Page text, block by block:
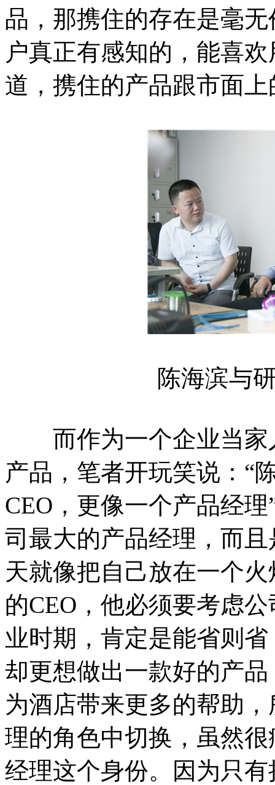
品，那携住的存在是毫
户真正有感知的，能喜
道，携住的产品跟市面
陈海滨与研
而作为一个企业当家
产品，笔者开玩笑说：“
CEO，更像一个产品经
司最大的产品经理，而
天就像把自己放在一个
的CEO，他必须要考虑公
业时期，肯定是能省则
却更想做出一款好的产
为酒店带来更多的帮助
理的角色中切换，虽然
经理这个身份。因为只